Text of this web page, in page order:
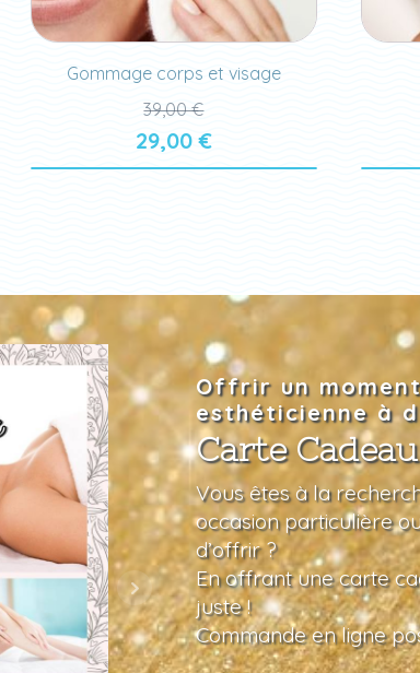
Gommage corps et visage
39,00€
29,00€
Offrir un
esthéticienne à
Carte Cadeau
Vous êtes à la
occasion particulière
d’offrir ?
En offrant une carte
juste !
Commande en ligne